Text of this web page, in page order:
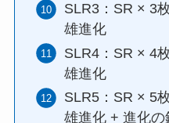
SLR3：SR × 3
雄進化
SLR4：SR × 4
雄進化
SLR5：SR × 5
雄進化 + 進化